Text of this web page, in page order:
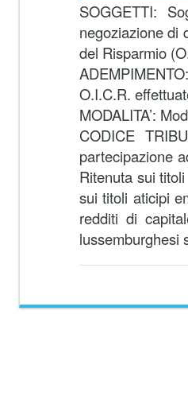
SOGGETTI:
negoziazione di
del Risparmio
O.I.C.R.
MODALITA’:
CODICE
partecipazione
Ritenuta sui
sui titoli aticipi
redditi di
lussemburghesi